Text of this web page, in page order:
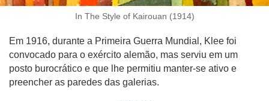
In The Style of Kairouan (1914)
Em 1916, durante a Primeira Guerra Mundial, Klee foi
convocado para o exército alemão, mas serviu em um
posto burocrático e que lhe permitiu manter-se ativo e
preencher as paredes das galerias.